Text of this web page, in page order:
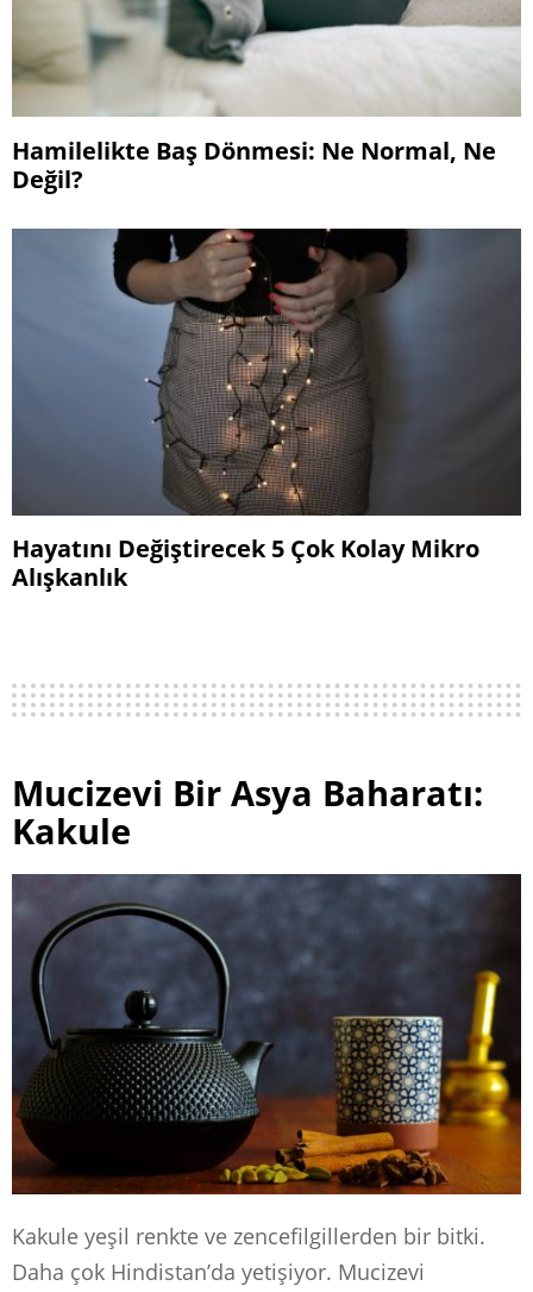
Hamilelikte Baş Dönmesi: Ne Normal, Ne
Değil?
Hayatını Değiştirecek 5 Çok Kolay Mikro
Alışkanlık
Mucizevi Bir Asya Baharatı:
Kakule
Kakule yeşil renkte ve zencefilgillerden bir bitki.
Daha çok Hindistan’da yetişiyor. Mucizevi